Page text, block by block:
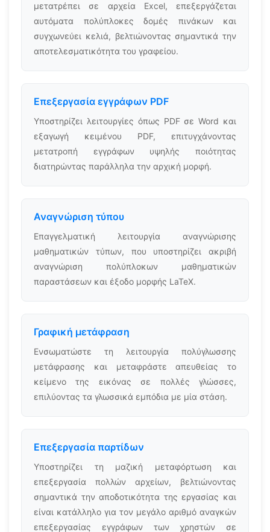
μετατρέπει σε αρχεία Excel, επεξεργάζεται
αυτόματα πολύπλοκες δομές πινάκων και
συγχωνεύει κελιά, βελτιώνοντας σημαντικά την
αποτελεσματικότητα του γραφείου.
Επεξεργασία εγγράφων PDF
Υποστηρίζει λειτουργίες όπως PDF σε Word και
εξαγωγή κειμένου PDF, επιτυγχάνοντας
μετατροπή εγγράφων υψηλής ποιότητας
διατηρώντας παράλληλα την αρχική μορφή.
Αναγνώριση τύπου
Επαγγελματική λειτουργία αναγνώρισης
μαθηματικών τύπων, που υποστηρίζει ακριβή
αναγνώριση πολύπλοκων μαθηματικών
παραστάσεων και έξοδο μορφής LaTeX.
Γραφική μετάφραση
Ενσωματώστε τη λειτουργία πολύγλωσσης
μετάφρασης και μεταφράστε απευθείας το
κείμενο της εικόνας σε πολλές γλώσσες,
επιλύοντας τα γλωσσικά εμπόδια με μία στάση.
Επεξεργασία παρτίδων
Υποστηρίζει τη μαζική μεταφόρτωση και
επεξεργασία πολλών αρχείων, βελτιώνοντας
σημαντικά την αποδοτικότητα της εργασίας και
είναι κατάλληλο για τον μεγάλο αριθμό αναγκών
επεξεργασίας εγγράφων των χρηστών σε